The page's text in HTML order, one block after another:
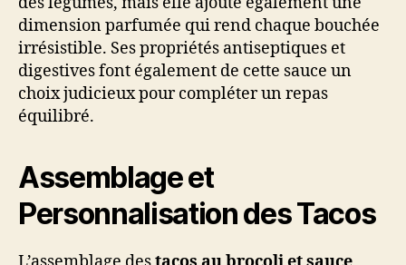
dimension parfumée qui rend chaque bouchée
irrésistible. Ses propriétés antiseptiques et
digestives font également de cette sauce un
choix judicieux pour compléter un repas
équilibré.
Assemblage et
Personnalisation des Tacos